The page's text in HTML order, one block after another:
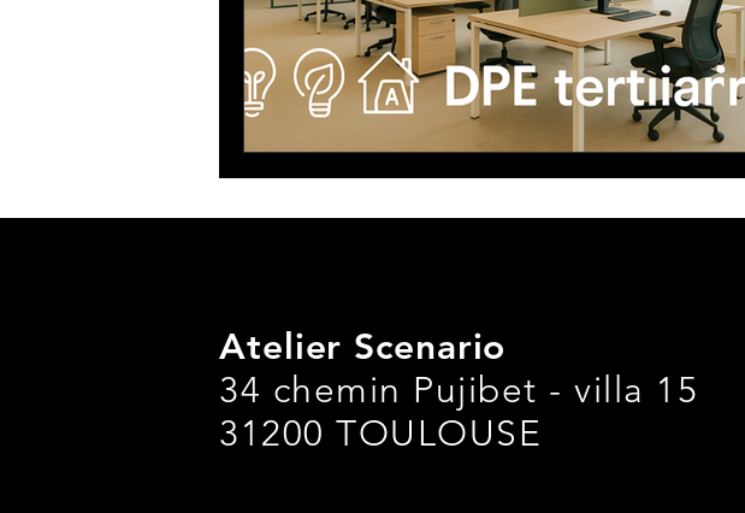
Atelier Scenario
34 chemin Pujibet - villa 15
31200 TOULOUSE